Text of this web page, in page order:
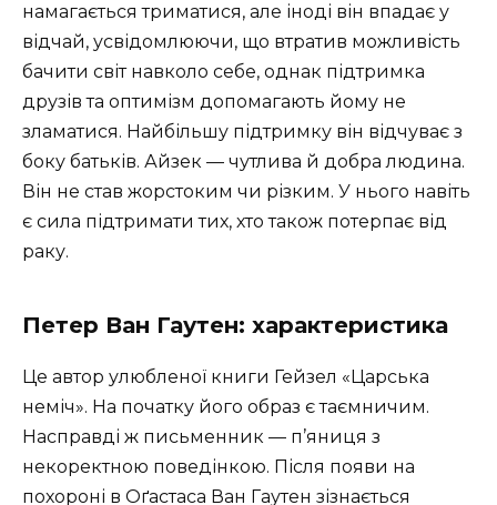
намагається триматися, але іноді він впадає у
відчай, усвідомлюючи, що втратив можливість
бачити світ навколо себе, однак підтримка
друзів та оптимізм допомагають йому не
зламатися. Найбільшу підтримку він відчуває з
боку батьків. Айзек — чутлива й добра людина.
Він не став жорстоким чи різким. У нього навіть
є сила підтримати тих, хто також потерпає від
раку.
Петер Ван Гаутен: характеристика
Це автор улюбленої книги Гейзел «Царська
неміч». На початку його образ є таємничим.
Насправді ж письменник — п’яниця з
некоректною поведінкою. Після появи на
похороні в Оґастаса Ван Гаутен зізнається